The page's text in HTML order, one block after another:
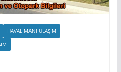
HAVALIMANI ULAŞIM